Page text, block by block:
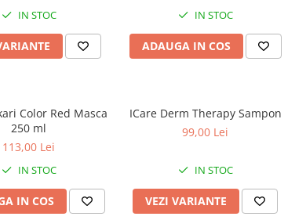
IN STOC IN STOC
ADAUGA IN COS
Color Red Masca
250 ml
113,00 Lei
IN STOC
IN COS
ICare Derm Therapy Sampon
99,00 Lei
IN STOC
VEZI VARIANTE